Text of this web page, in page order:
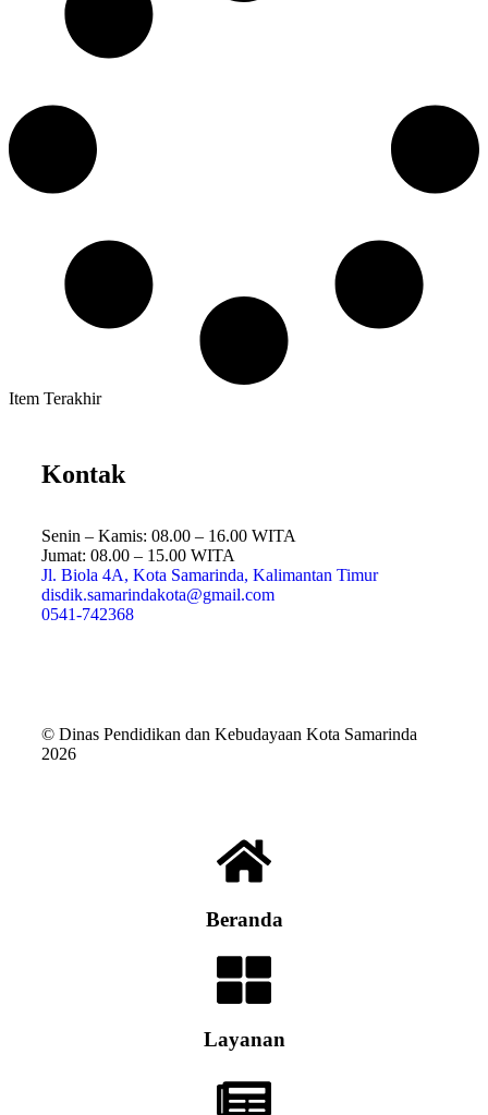
Item Terakhir
Kontak
Senin – Kamis: 08.00 – 16.00 WITA
Jumat: 08.00 – 15.00 WITA
Jl. Biola 4A, Kota Samarinda, Kalimantan Timur
disdik.samarindakota@gmail.com
0541-742368
© Dinas Pendidikan dan Kebudayaan Kota Samarinda
2026
Beranda
Layanan